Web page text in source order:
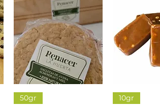
50gr 10gr